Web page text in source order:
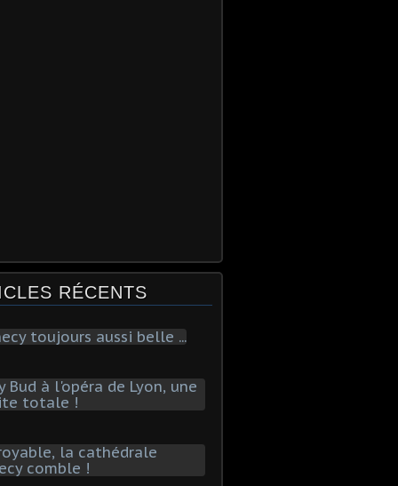
RÉCENTS